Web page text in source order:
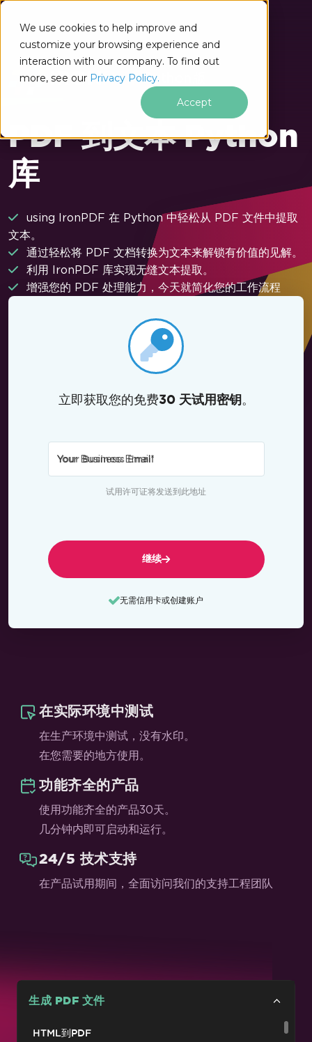
We use cookies to help improve and
customize your browsing experience and
interaction with our company. To find out
more, see our Privacy Policy.
Accept
跳至页脚内容
Python版
PDF 到文本 Python
库
using IronPDF 在 Python 中轻松从 PDF 文件中提取
文本。
通过轻松将 PDF 文档转换为文本来解锁有价值的见解。
利用 IronPDF 库实现无缝文本提取。
增强您的 PDF 处理能力，今天就简化您的工作流程
立即获取您的免费30 天试用密钥 。
Your Business Email*
试用许可证将发送到此地址
继续
无需信用卡或创建账户
在实际环境中测试
在生产环境中测试，没有水印。
在您需要的地方使用。
功能齐全的产品
使用功能齐全的产品30天。
几分钟内即可启动和运行。
24/5 技术支持
在产品试用期间，全面访问我们的支持工程团队
生成 PDF 文件
HTML到PDF